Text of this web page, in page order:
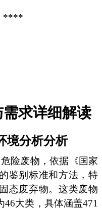
****
求详细解读
境分析分析
危险废物，依据《国家
鉴别标准和方法，特
态废弃物。这类废物
大类，具体涵盖471